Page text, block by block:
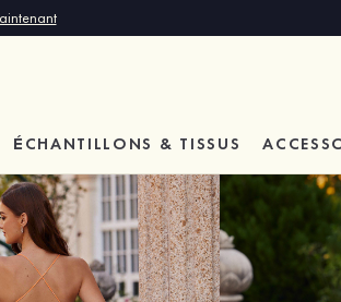
ÉCHANTILLONS & TISSUS